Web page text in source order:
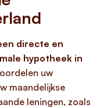
directe en
hypotheek in
uw
maandelijkse
leningen, zoals